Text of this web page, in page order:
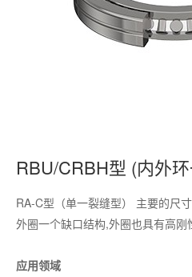
RBU/CRBH型 (内外
RA-C型（单一裂缝型） 主要的尺
外圈一个缺口结构,外圈也具有高刚
应用领域